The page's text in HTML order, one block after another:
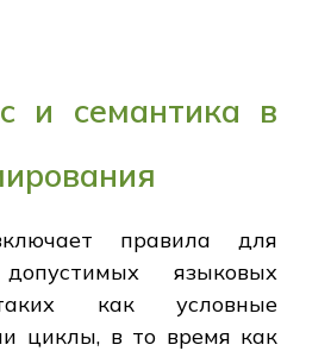
и семантика в
правила для
языковых
как условные
циклы, в то время как